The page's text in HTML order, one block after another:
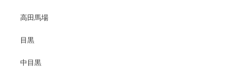
高田馬場
目黒
中目黒